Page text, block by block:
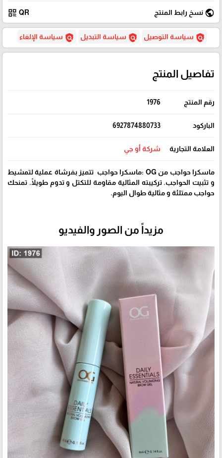
public نسخ رابط المنتج QR
qr_code
policy سياسة التوصيل policy سياسة التبديل policy سياسة الإلغاء
تفاصيل المنتج
رقم المنتج 1976
الباركود 6927874880733
العلامة التجارية شركة أو جي
ماسكرا حواجب من OG :ماسكرا حواجب تتميز بفرشاة عملية لتمشيط
و تثبيت الحواجب. تركيبته المثالية مقاومة للتكتل و تدوم طويلًا. تمنحك
حواجب ممتلئة و مثالية طوال اليوم.
مزيداً من الصور والفيديو